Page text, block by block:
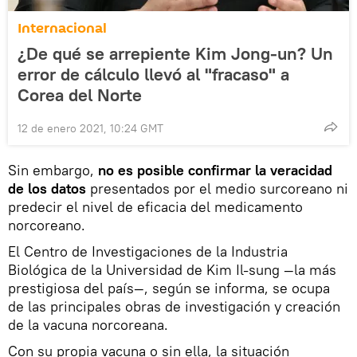
Internacional
¿De qué se arrepiente Kim Jong-un? Un
error de cálculo llevó al "fracaso" a
Corea del Norte
12 de enero 2021, 10:24 GMT
Sin embargo, no es posible confirmar la veracidad
de los datos presentados por el medio surcoreano ni
predecir el nivel de eficacia del medicamento
norcoreano.
El Centro de Investigaciones de la Industria
Biológica de la Universidad de Kim Il-sung —la más
prestigiosa del país—, según se informa, se ocupa
de las principales obras de investigación y creación
de la vacuna norcoreana.
Con su propia vacuna o sin ella, la situación